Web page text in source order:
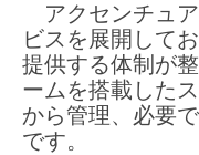
アクセンチュ
ビスを展開して
提供する体制が
ームを搭載した
から管理、必要
です。